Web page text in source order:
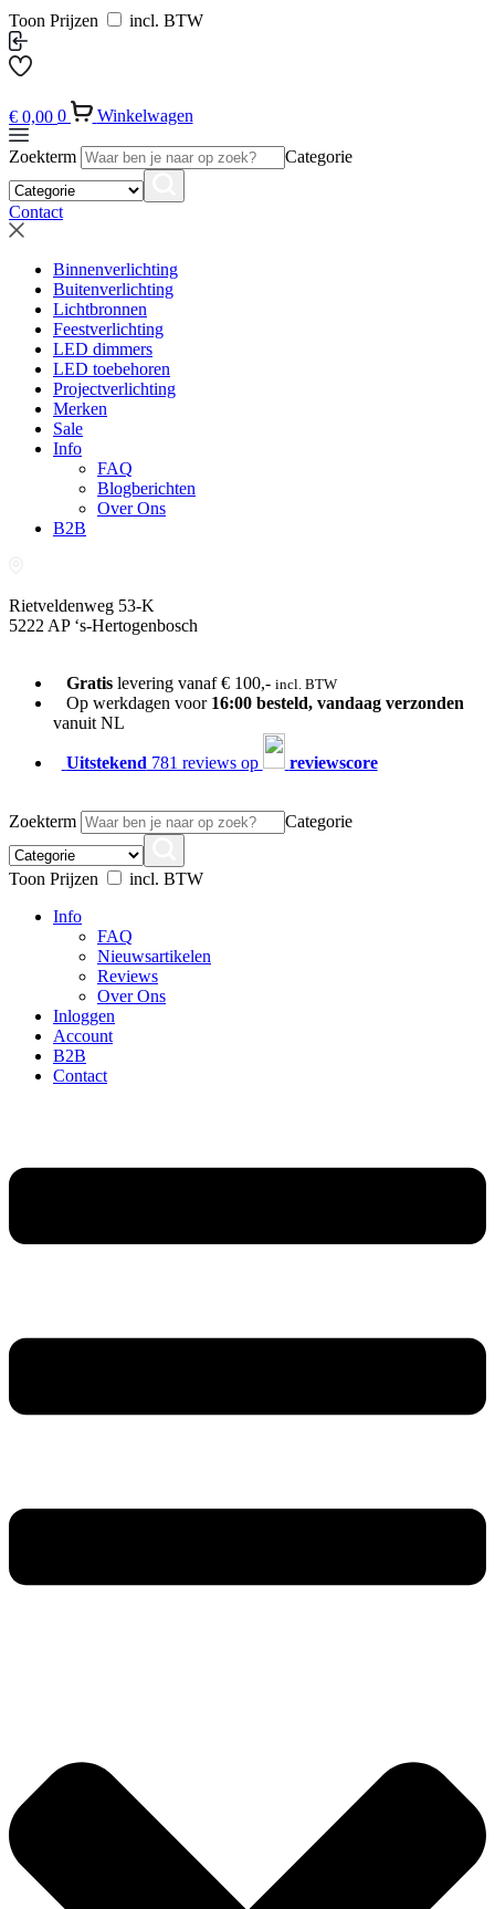
Toon Prijzen incl. BTW
€ 0,00 0 Winkelwagen
Zoekterm Categorie
Contact
Binnenverlichting
Buitenverlichting
Lichtbronnen
Feestverlichting
LED dimmers
LED toebehoren
Projectverlichting
Merken
Sale
Info
FAQ
Blogberichten
Over Ons
B2B
Rietveldenweg 53-K
5222 AP ‘s-Hertogenbosch
Gratislevering vanaf € 100,- incl. BTW
Op werkdagen voor 16:00 besteld, vandaag verzonden
vanuit NL
Uitstekend 781 reviews op reviewscore
Zoekterm Categorie
Toon Prijzen
incl. BTW
Info
FAQ
Nieuwsartikelen
Reviews
Over Ons
Inloggen
Account
B2B
Contact